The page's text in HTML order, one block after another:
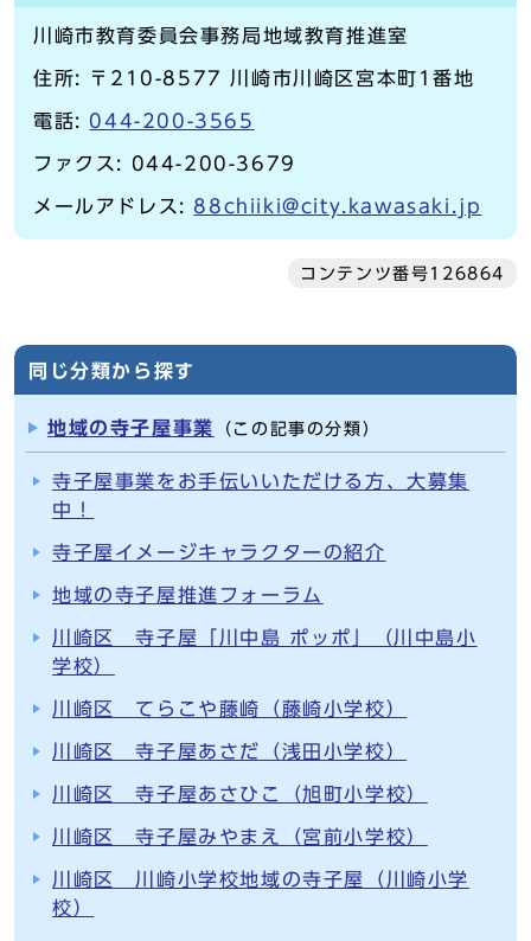
川崎市教育委員会事務局地域教育推進室
住所: 〒210-8577 川崎市川崎区宮本町1番地
電話: 044-200-3565
ファクス: 044-200-3679
メールアドレス:88chiiki@city.kawasaki.jp
コンテンツ番号126864
同じ分類から探す
地域の寺子屋事業 （この記事の分類）
寺子屋事業をお手伝いいただける方、大募集
中！
寺子屋イメージキャラクターの紹介
地域の寺子屋推進フォーラム
川崎区 寺子屋「川中島 ポッポ」（川中島小
学校）
川崎区 てらこや藤崎（藤崎小学校）
川崎区 寺子屋あさだ（浅田小学校）
川崎区 寺子屋あさひこ（旭町小学校）
川崎区 寺子屋みやまえ（宮前小学校）
川崎区 川崎小学校地域の寺子屋（川崎小学
校）